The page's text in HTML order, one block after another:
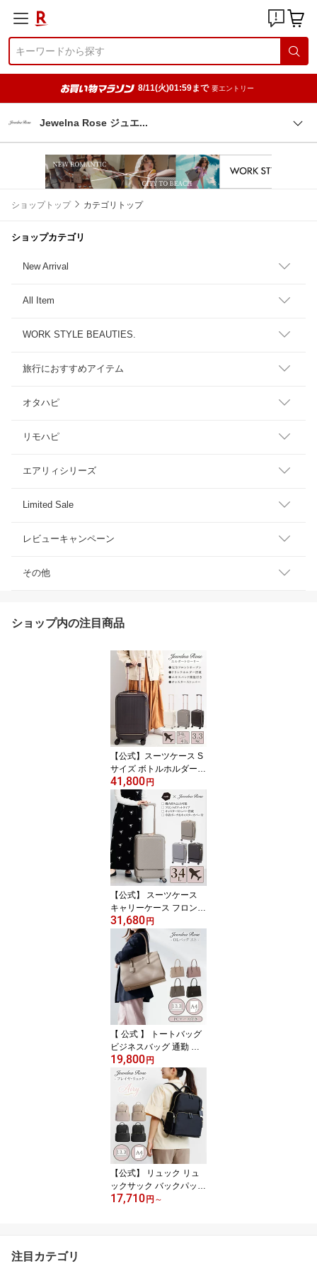
8/11(火)01:59まで 要エントリー
Jewelna Rose ジュエ
ショップトップ カテゴリトップ
ショップカテゴリ
New Arrival
All Item
WORK STYLE BEAUTIES.
旅行におすすめアイテム
オタハピ
リモハピ
エアリィシリーズ
Limited Sale
レビューキャンペーン
その他
ショップ内の注目商品
【公式】スーツケース S
サイズ ボトルホルダー
ストッパー エキスパンド
拡張 軽量 軽い フロント
オープン 可愛い おしゃ
れ きれいめ ポーチ パッ
キングケース エース ジ
ュエルナローズ Jewelna
Rose エルダートローリ
ー 機内持ち込み 34L 41L
05401
41,800円
【公式】 スーツケース
キャリーケース フロント
ポケット キャスタースト
ッパー 機内持ち込み Sサ
イズ 可愛い おしゃれ 花
柄 レディース 2泊3日 エ
ース ハント ジュエルナ
ローズ HaNT ×Jewelna
Rose コラボ スーツケー
ス 機内持ち込み フロン
トオープン 34L 06820
31,680円
【 公式 】 トートバッグ
ビジネスバッグ 通勤 通
学 レディース 横型 A4 1
3.3インチPC PCケース
大人 可愛い きれいめ シ
ンプル 人気 エース ジュ
エルナローズ Jewelna R
ose OLバッグ エト 1193
1
19,800円
【公式】 リュック リュ
ックサック バックパック
通勤 通学 ビジネスリュ
17,710円 ～
注目カテゴリ